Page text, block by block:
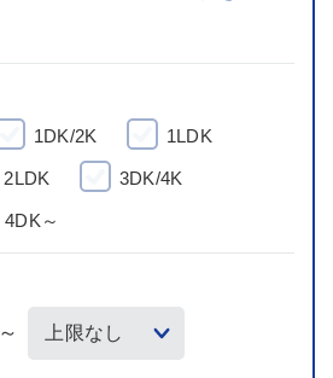
1DK/2K 1LDK
2LDK 3DK/4K
4DK～
～